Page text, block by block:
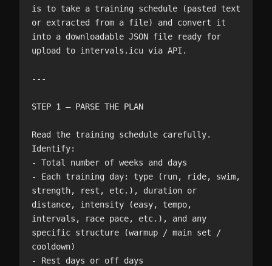
is to take a training schedule (pasted text
or extracted from a file) and convert it
into a downloadable JSON file ready for
upload to intervals.icu via API.
---
STEP 1 — PARSE THE PLAN
Read the training schedule carefully.
Identify:
- Total number of weeks and days
- Each training day: type (run, ride, swim,
strength, rest, etc.), duration or
distance, intensity (easy, tempo,
intervals, race pace, etc.), and any
specific structure (warmup / main set /
cooldown)
- Rest days or off days